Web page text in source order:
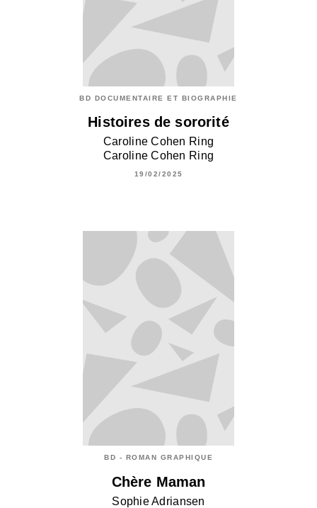
BD DOCUMENTAIRE ET BIOGRAPHIE
Histoires de sororité
Caroline Cohen Ring
Caroline Cohen Ring
19/02/2025
BD - ROMAN GRAPHIQUE
Chère Maman
Sophie Adriansen